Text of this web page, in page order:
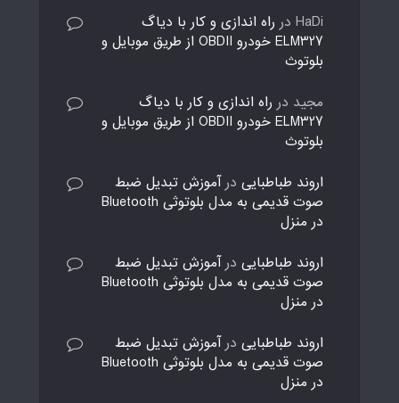
HaDi در راه اندازی و کار با دیاگ
ELM327 خودرو OBDII از طریق موبایل و
بلوتوث
مجید در راه اندازی و کار با دیاگ
ELM327 خودرو OBDII از طریق موبایل و
بلوتوث
اروند طباطبایی درآموزش تبدیل ضبط
صوت قدیمی به مدل بلوتوثی Bluetooth
در منزل
اروند طباطبایی درآموزش تبدیل ضبط
صوت قدیمی به مدل بلوتوثی Bluetooth
در منزل
اروند طباطبایی درآموزش تبدیل ضبط
صوت قدیمی به مدل بلوتوثی Bluetooth
در منزل